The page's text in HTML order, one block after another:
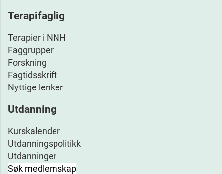
Terapifaglig
Terapier i NNH
Faggrupper
Forskning
Fagtidsskrift
Nyttige lenker
Utdanning
Kurskalender
Utdanningspolitikk
Utdanninger
Søk medlemskap